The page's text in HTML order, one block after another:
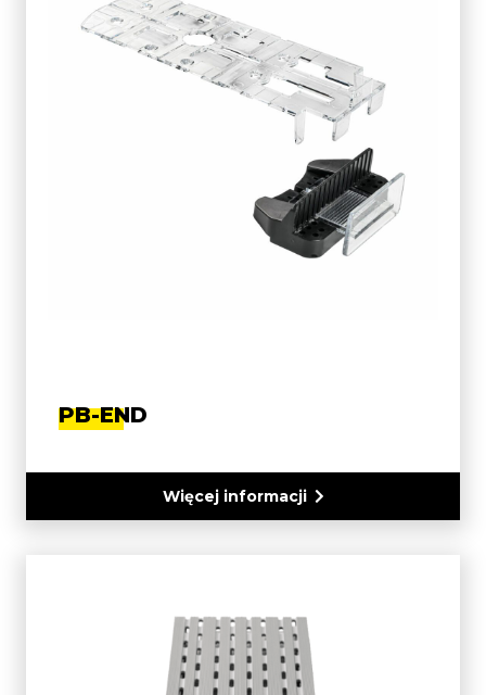
PB-END
Więcej informacji